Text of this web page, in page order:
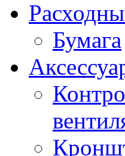
Бумага